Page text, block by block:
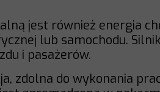
jest również energia
lub samochodu.
i pasażerów.
zdolna do wykonania